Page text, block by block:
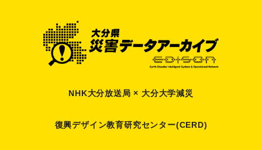
NHK大分放送局 × 大分大学減災
復興デザイン教育研究センター(CERD)